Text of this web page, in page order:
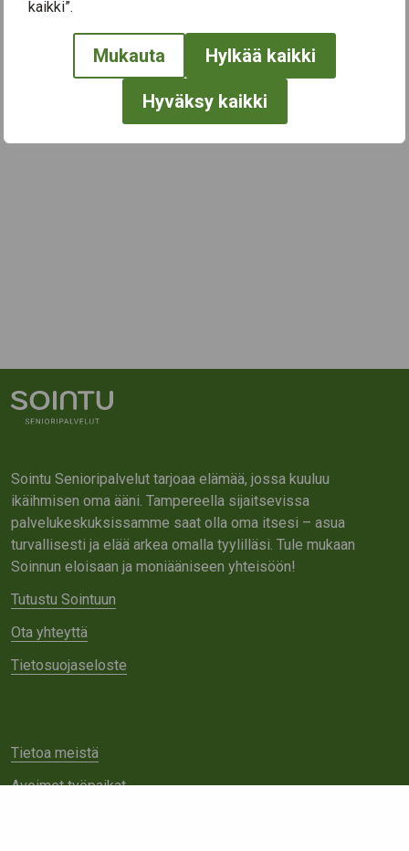
kaikki”.
Mukauta Hylkää kaikki
Hyväksy kaikki
Sointu Senioripalvelut tarjoaa elämää, jossa kuuluu
ikäihmisen oma ääni. Tampereella sijaitsevissa
palvelukeskuksissamme saat olla oma itsesi – asua
turvallisesti ja elää arkea omalla tyylilläsi. Tule mukaan
Soinnun eloisaan ja moniääniseen yhteisöön!
Tutustu Sointuun
Ota yhteyttä
Tietosuojaseloste
Tietoa meistä
Avoimet työpaikat